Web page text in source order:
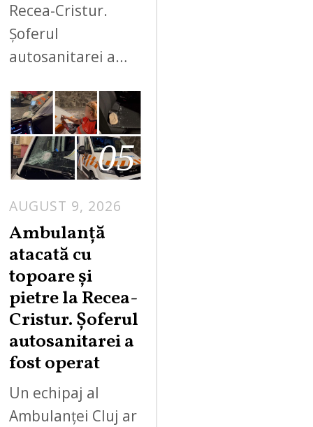
Recea-Cristur.
Șoferul
autosanitarei a…
05
AUGUST 9, 2026
Ambulanță
atacată cu
topoare și
pietre la Recea-
Cristur. Șoferul
autosanitarei a
fost operat
Un echipaj al
Ambulanței Cluj ar